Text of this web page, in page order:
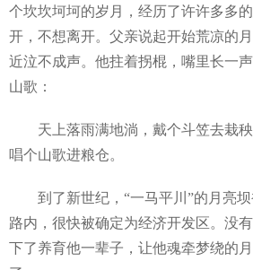
个坎坎坷坷的岁月，经历了许许多多
开，不想离开。父亲说起开始荒凉的
近泣不成声。他拄着拐棍，嘴里长一
山歌：
天上落雨满地淌，戴个斗笠去栽秧
唱个山歌进粮仓。
到了新世纪，“一马平川”的月亮坝
路内，很快被确定为经济开发区。没
下了养育他一辈子，让他魂牵梦绕的